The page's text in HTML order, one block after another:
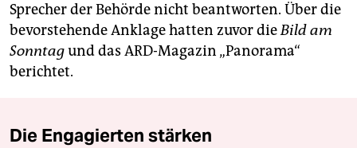
Sprecher der Behörde nicht beantworten. Über die
bevorstehende Anklage hatten zuvor dieBild am
Sonntagund das ARD-Magazin „Panorama“
berichtet.
Die Engagierten stärken